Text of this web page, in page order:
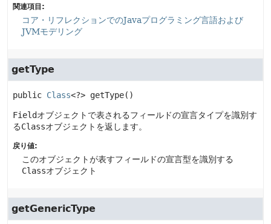
関連項目:
コア・リフレクションでのJavaプログラミング言語および
JVMモデリング
getType
public Class<?> getType()
Fieldオブジェクトで表されるフィールドの宣言タイプを識別す
るClassオブジェクトを返します。
戻り値:
このオブジェクトが表すフィールドの宣言型を識別する
Classオブジェクト
getGenericType